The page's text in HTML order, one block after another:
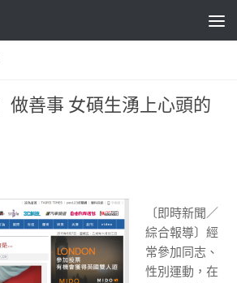
做善事 女碩生湧上心頭的
〔即時新聞／
綜合報導〕經
常參加同志、
性別運動，在